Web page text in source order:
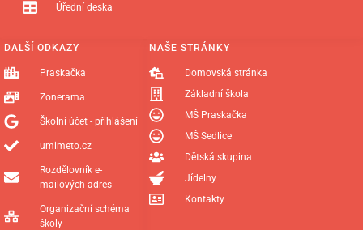
NAŠE STRÁNKY
Domovská stránka
Základní škola
MŠ Praskačka
MŠ Sedlice
Dětská skupina
Jídelny
Kontakty
DALŠÍ ODKAZY
Praskačka
Zonerama
Školní účet - přihlášení
umimeto.cz
Rozdělovník e-
mailových adres
Organizační schéma
školy
Úřední deska